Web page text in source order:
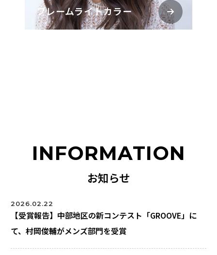
フレームライトカラー
INFORMATION
お知らせ
2026.02.22
【受賞報告】中部地区の新コンテスト「GROOVE」に
て、村岡俊輔がメンズ部門を受賞